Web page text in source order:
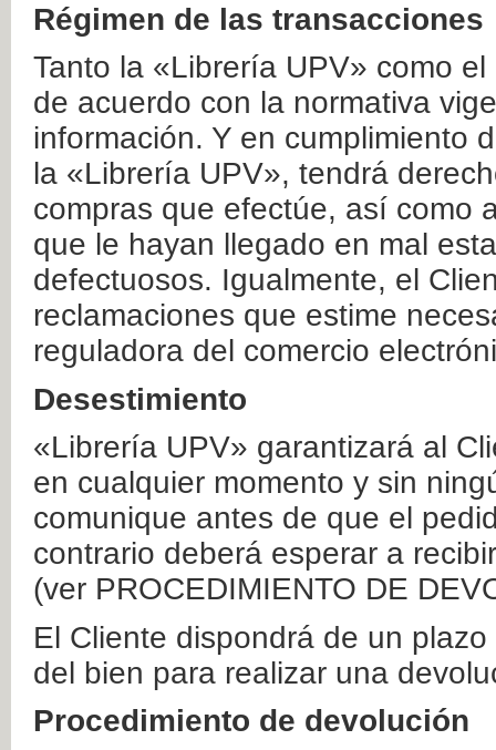
Régimen de las transacciones
Tanto la «Librería UPV» como
de acuerdo con la normativa
información. Y en cumplimiento
la «Librería UPV», tendrá
compras que efectúe, así como
que le hayan llegado en mal
defectuosos. Igualmente, el
reclamaciones que estime
reguladora del comercio
Desestimiento
«Librería UPV» garantizará al
en cualquier momento y sin
comunique antes de que el
contrario deberá esperar a
(ver PROCEDIMIENTO DE
El Cliente dispondrá de un
del bien para realizar una
Procedimiento de devolución